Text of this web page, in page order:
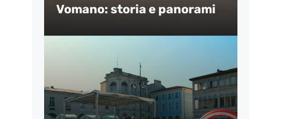
Vomano: storia e panorami